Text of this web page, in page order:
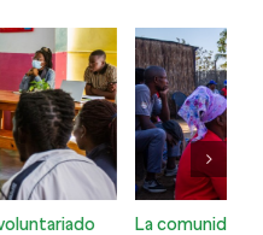
La comunidad cuidando de